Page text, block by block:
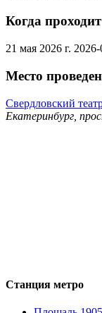
Когда проходит
21 мая 2026 г. 2026-
Место
Свердловский
Екатеринбург,
Станция метро